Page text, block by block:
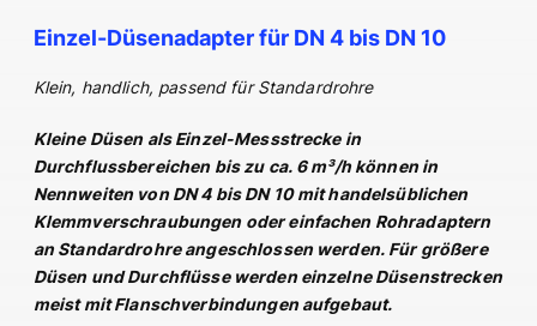
Einzel-Düsenadapter für DN 4 bis DN 10
Klein, handlich, passend für Standardrohre
Kleine Düsen als Einzel-Messstrecke in
Durchflussbereichen bis zu ca. 6 m³/h können in
Nennweiten von DN 4 bis DN 10 mit handelsüblichen
Klemmverschraubungen oder einfachen Rohradaptern
an Standardrohre angeschlossen werden. Für größere
Düsen und Durchflüsse werden einzelne Düsenstrecken
meist mit Flanschverbindungen aufgebaut.